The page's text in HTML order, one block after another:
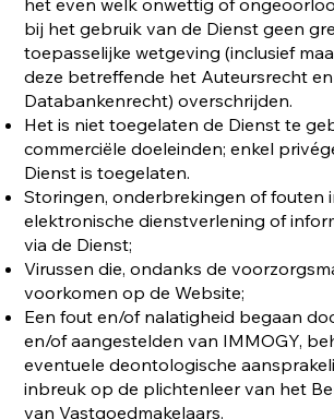
bij het gebruik van de Dienst geen
toepasselijke wetgeving (inclusief
deze betreffende het Auteursrecht
Databankenrecht) overschrijden.
Het is niet toegelaten de Dienst te
commerciële doeleinden; enkel
Dienst is toegelaten.
Storingen, onderbrekingen of fouten
elektronische dienstverlening of
via de Dienst;
Virussen die, ondanks de
voorkomen op de Website;
Een fout en/of nalatigheid begaan
en/of aangestelden van IMMOGY,
eventuele deontologische
inbreuk op de plichtenleer van het
van Vastgoedmakelaars.